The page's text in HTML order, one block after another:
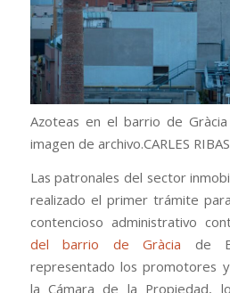
Azoteas en el barrio de
imagen de archivo.CARLES
Las patronales del sector
realizado el primer trámite
contencioso administrativo
del barrio de Gràcia de
representado los promotores y
la Cámara de la Propiedad,